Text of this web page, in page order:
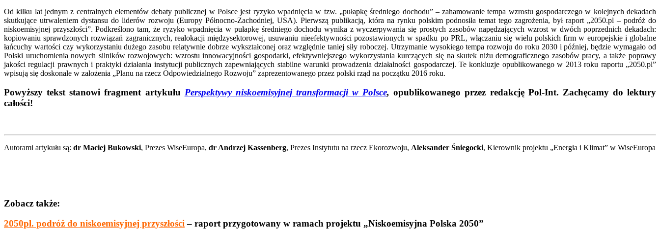
Od kilku lat jednym z centralnych elementów debaty publicznej w Polsce jest ryzyko wpadnięcia w tzw. „pułapkę średniego dochodu” – zahamowanie tempa wzrostu gospodarczego w kolejnych dekadach
skutkujące utrwaleniem dystansu do liderów rozwoju (Europy Północno-Zachodniej, USA). Pierwszą publikacją, która na rynku polskim podnosiła temat tego zagrożenia, był raport „2050.pl – podróż do
niskoemisyjnej przyszłości”. Podkreślono tam, że ryzyko wpadnięcia w pułapkę średniego dochodu wynika z wyczerpywania się prostych zasobów napędzających wzrost w dwóch poprzednich dekadach:
kopiowaniu sprawdzonych rozwiązań zagranicznych, realokacji międzysektorowej, usuwaniu nieefektywności pozostawionych w spadku po PRL, włączaniu się wielu polskich firm w europejskie i globalne
łańcuchy wartości czy wykorzystaniu dużego zasobu relatywnie dobrze wykształconej oraz względnie taniej siły roboczej. Utrzymanie wysokiego tempa rozwoju do roku 2030 i później, będzie wymagało od
Polski uruchomienia nowych silników rozwojowych: wzrostu innowacyjności gospodarki, efektywniejszego wykorzystania kurczących się na skutek niżu demograficznego zasobów pracy, a także poprawy
jakości regulacji prawnych i praktyki działania instytucji publicznych zapewniających stabilne warunki prowadzenia działalności gospodarczej. Te konkluzje opublikowanego w 2013 roku raportu „2050.pl”
wpisują się doskonale w założenia „Planu na rzecz Odpowiedzialnego Rozwoju” zaprezentowanego przez polski rząd na początku 2016 roku.
Powyższy tekst stanowi fragment artykułu Perspektywy niskoemisyjnej transformacji w Polsce,opublikowanego przez redakcję Pol-Int. Zachęcamy do lektury
całości!
Autorami artykułu są: dr Maciej Bukowski, Prezes WiseEuropa, dr Andrzej Kassenberg, Prezes Instytutu na rzecz Ekorozwoju, Aleksander Śniegocki, Kierownik projektu „Energia i Klimat” w WiseEuropa
Zobacz także:
2050pl. podróż do niskoemisyjnej przyszłości – raport przygotowany w ramach projektu „Niskoemisyjna Polska 2050”